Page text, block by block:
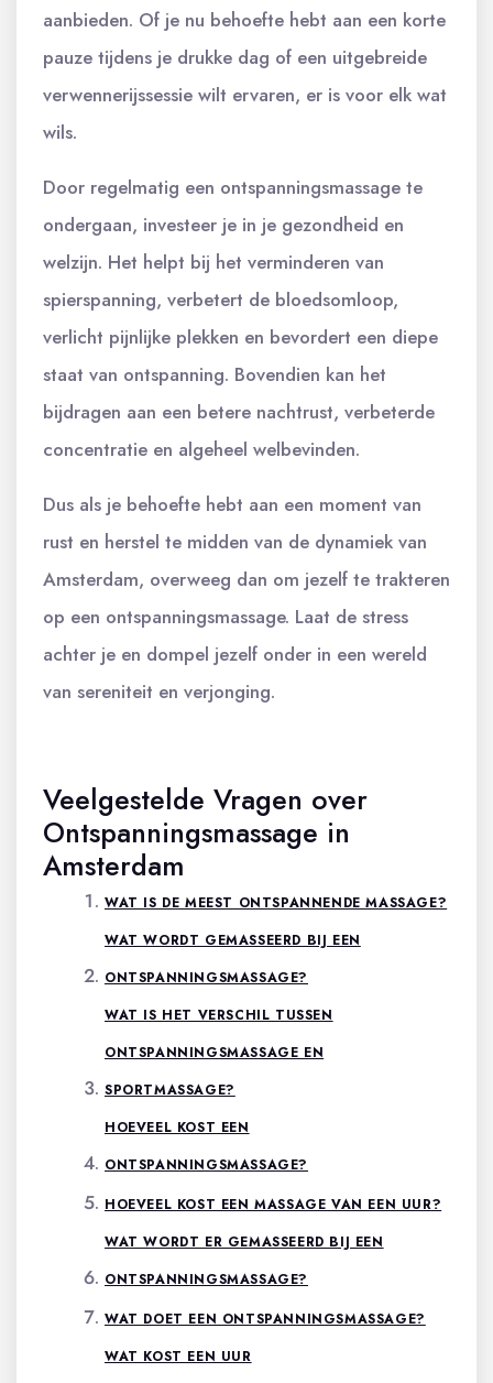
aanbieden. Of je nu behoefte hebt aan een korte
pauze tijdens je drukke dag of een uitgebreide
verwennerijssessie wilt ervaren, er is voor elk wat
wils.
Door regelmatig een ontspanningsmassage te
ondergaan, investeer je in je gezondheid en
welzijn. Het helpt bij het verminderen van
spierspanning, verbetert de bloedsomloop,
verlicht pijnlijke plekken en bevordert een diepe
staat van ontspanning. Bovendien kan het
bijdragen aan een betere nachtrust, verbeterde
concentratie en algeheel welbevinden.
Dus als je behoefte hebt aan een moment van
rust en herstel te midden van de dynamiek van
Amsterdam, overweeg dan om jezelf te trakteren
op een ontspanningsmassage. Laat de stress
achter je en dompel jezelf onder in een wereld
van sereniteit en verjonging.
Veelgestelde Vragen over
Ontspanningsmassage in
Amsterdam
WAT IS DE MEEST ONTSPANNENDE MASSAGE?
WAT WORDT GEMASSEERD BIJ EEN
ONTSPANNINGSMASSAGE?
WAT IS HET VERSCHIL TUSSEN
ONTSPANNINGSMASSAGE EN
SPORTMASSAGE?
HOEVEEL KOST EEN
ONTSPANNINGSMASSAGE?
HOEVEEL KOST EEN MASSAGE VAN EEN UUR?
WAT WORDT ER GEMASSEERD BIJ EEN
ONTSPANNINGSMASSAGE?
WAT DOET EEN ONTSPANNINGSMASSAGE?
WAT KOST EEN UUR